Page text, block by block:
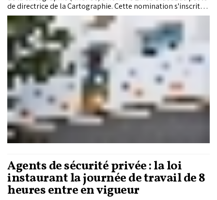
de directrice de la Cartographie. Cette nomination s'inscrit
dans la mise en œuvre du Plan stratégique 2030 de l'Agence,
axé sur le renforcement de son rôle dans la production et la
valorisation de l'information géospatiale.
Agents de sécurité privée : la loi
instaurant la journée de travail de 8
heures entre en vigueur